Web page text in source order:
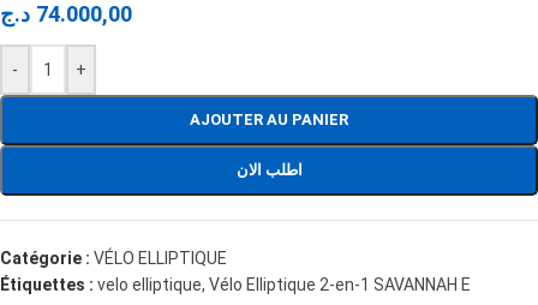
74.000,00 د.ج
- +
AJOUTER AU PANIER
اطلب الان
Catégorie : VÉLO ELLIPTIQUE
Étiquettes : velo elliptique, Vélo Elliptique 2-en-1 SAVANNAH E